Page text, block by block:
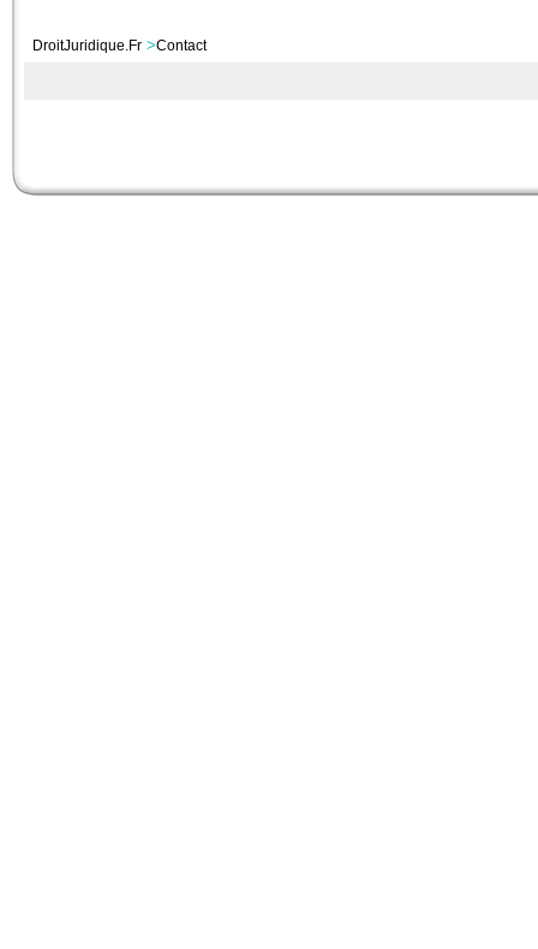
DroitJuridique.Fr >Contact